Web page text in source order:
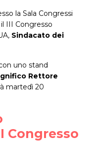
la Sala Congressi
III Congresso
Sindacato dei
uno stand
Rettore
martedì 20
Congresso